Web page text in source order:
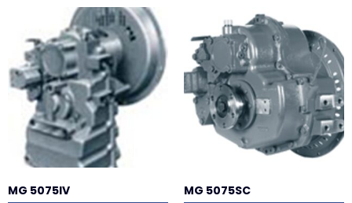
MG 5075IV MG 5075SC